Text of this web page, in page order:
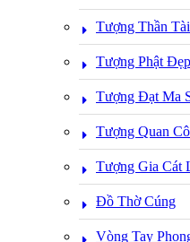
Tượng Thần
Tượng Phật Đẹp
Tượng Đạt Ma
Tượng Quan
Tượng Gia Cát
Đồ Thờ Cúng
Vòng Tay